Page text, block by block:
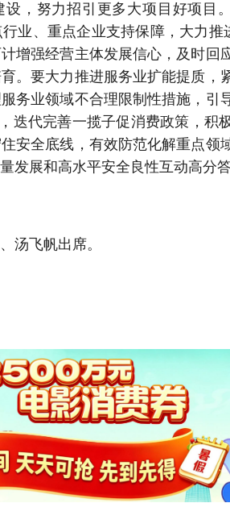
，努力招引更多大项目好项目
业、重点企业支持保障，大力推
增强经营主体发展信心，及时回
。要大力推进服务业扩能提质，
务业领域不合理限制性措施，引
迭代完善一揽子促消费政策，积
安全底线，有效防范化解重点领
发展和高水平安全良性互动高分答
汤飞帆出席。